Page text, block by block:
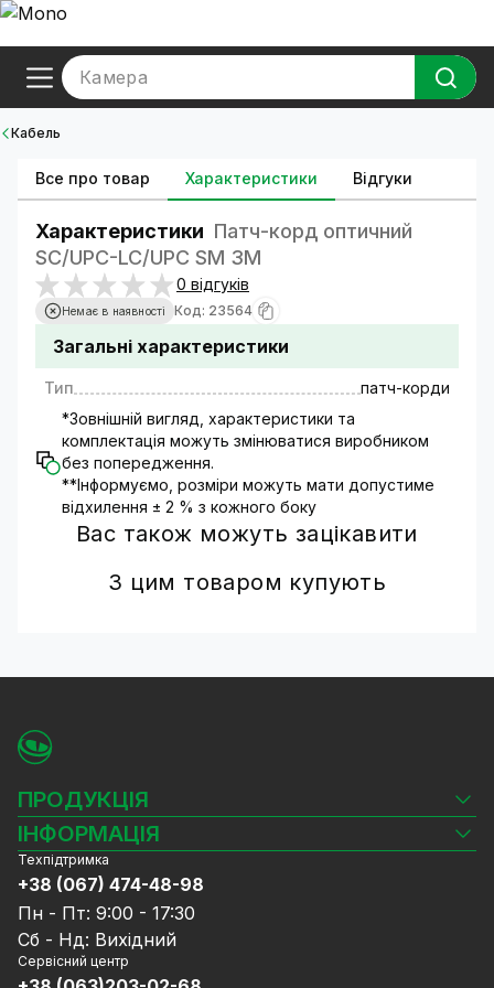
Камера
Кабель
Все про товар Характеристики Відгуки
Характеристики Патч-корд оптичний
SC/UPC-LC/UPC SM 3M
0 відгуків
Немає в наявності Код: 23564
Загальні характеристики
Тип
патч-корди
*Зовнішній вигляд, характеристики та
комплектація можуть змінюватися виробником
без попередження.
**Інформуємо, розміри можуть мати допустиме
відхилення ± 2 % з кожного боку
Вас також можуть зацікавити
З цим товаром купують
ПРОДУКЦІЯ
Камери відеоспостереження
Відеореєстратори
Комплекти відеоспостереження
СКУД
Джерела живлення
Мережеве обладнання
ІНФОРМАЦІЯ
Блог
Доставка та оплата
Гарантія та Сервісне обслуговування
Політика конфіденційності
Договір публічної оферти
Техпідтримка
+38 (067) 474-48-98
Пн - Пт: 9:00 - 17:30
Сб - Нд: Вихідний
Сервісний центр